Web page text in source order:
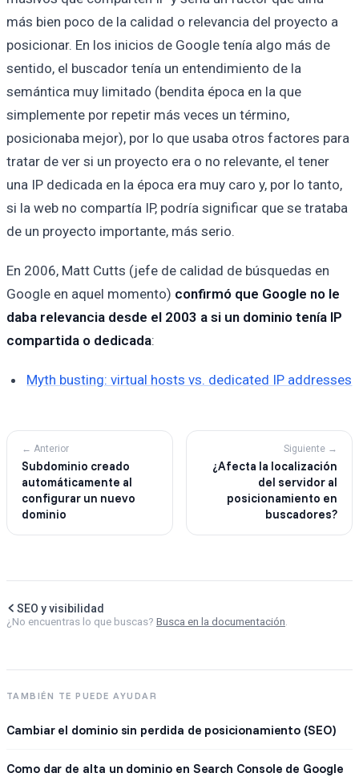
más bien poco de la calidad o relevancia del proyecto a
posicionar. En los inicios de Google tenía algo más de
sentido, el buscador tenía un entendimiento de la
semántica muy limitado (bendita época en la que
simplemente por repetir más veces un término,
posicionaba mejor), por lo que usaba otros factores para
tratar de ver si un proyecto era o no relevante, el tener
una IP dedicada en la época era muy caro y, por lo tanto,
si la web no compartía IP, podría significar que se trataba
de un proyecto importante, más serio.
En 2006, Matt Cutts (jefe de calidad de búsquedas en
Google en aquel momento) confirmó que Google no le
daba relevancia desde el 2003 a si un dominio tenía IP
compartida o dedicada:
Myth busting: virtual hosts vs. dedicated IP addresses
← Anterior
Subdominio creado
automáticamente al
configurar un nuevo
dominio
Siguiente →
¿Afecta la localización
del servidor al
posicionamiento en
buscadores?
SEO y visibilidad
¿No encuentras lo que buscas? Busca en la documentación
TAMBIÉN TE PUEDE AYUDAR
Cambiar el dominio sin perdida de posicionamiento (SEO)
Como dar de alta un dominio en Search Console de Google